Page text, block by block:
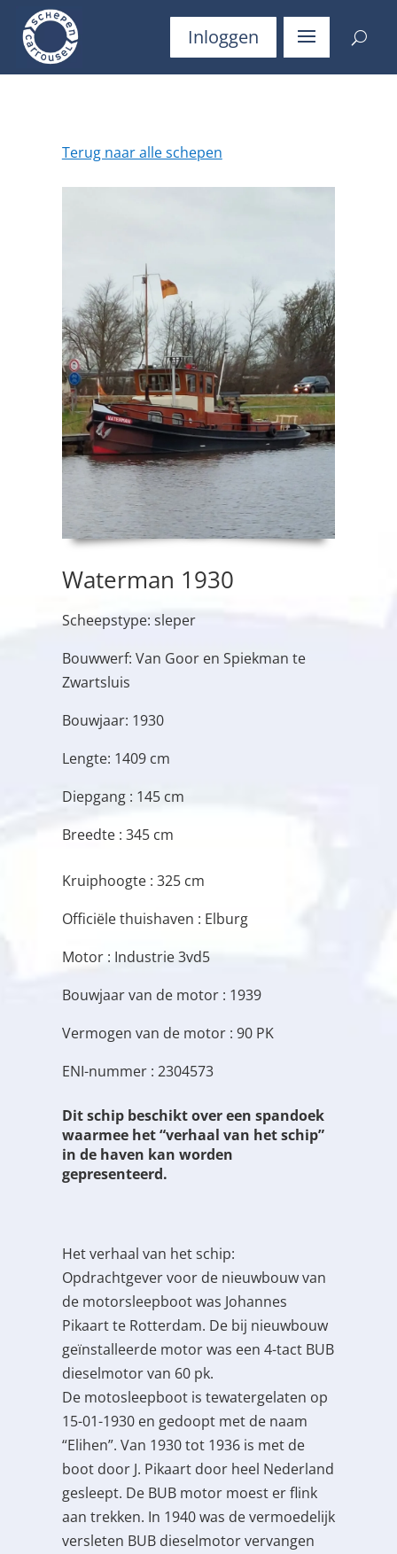
Inloggen
Terug naar alle schepen
Waterman 1930
Scheepstype: sleper
Bouwwerf: Van Goor en Spiekman te
Zwartsluis
Bouwjaar: 1930
Lengte: 1409 cm
Diepgang : 145 cm
Breedte : 345 cm
Kruiphoogte : 325 cm
Officiële thuishaven : Elburg
Motor : Industrie 3vd5
Bouwjaar van de motor : 1939
Vermogen van de motor : 90 PK
ENI-nummer : 2304573
Dit schip beschikt over een spandoek
waarmee het “verhaal van het schip”
in de haven kan worden
gepresenteerd.
Het verhaal van het schip:
Opdrachtgever voor de nieuwbouw van
de motorsleepboot was Johannes
Pikaart te Rotterdam. De bij nieuwbouw
geïnstalleerde motor was een 4-tact BUB
dieselmotor van 60 pk.
De motosleepboot is tewatergelaten op
15-01-1930 en gedoopt met de naam
“Elihen”. Van 1930 tot 1936 is met de
boot door J. Pikaart door heel Nederland
gesleept. De BUB motor moest er flink
aan trekken. In 1940 was de vermoedelijk
versleten BUB dieselmotor vervangen